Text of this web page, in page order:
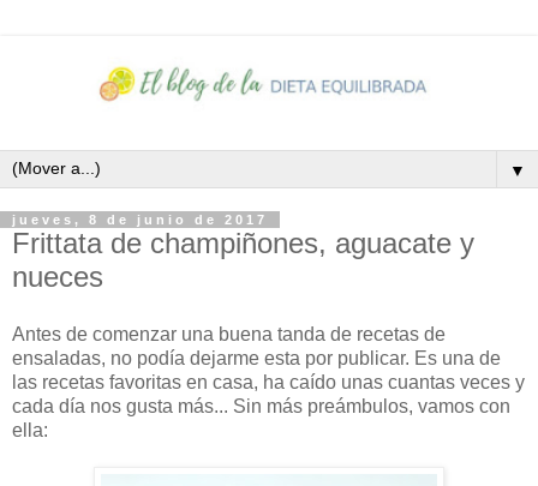
▼
jueves, 8 de junio de 2017
Frittata de champiñones, aguacate y
nueces
Antes de comenzar una buena tanda de recetas de
ensaladas, no podía dejarme esta por publicar. Es una de
las recetas favoritas en casa, ha caído unas cuantas veces y
cada día nos gusta más... Sin más preámbulos, vamos con
ella: